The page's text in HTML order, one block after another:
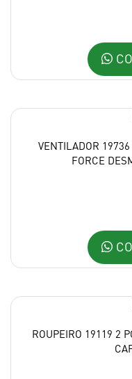
VENTILADOR
FORCE
ROUPEIRO 19119 2